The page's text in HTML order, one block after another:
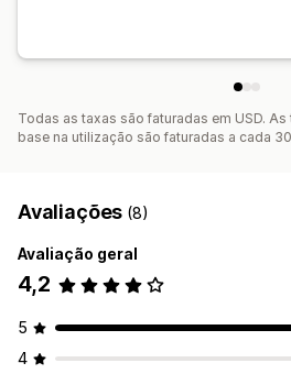
Todas as taxas são faturadas em USD.
base na utilização são faturadas a cada
Avaliações (8)
Avaliação geral
4,2
5
4